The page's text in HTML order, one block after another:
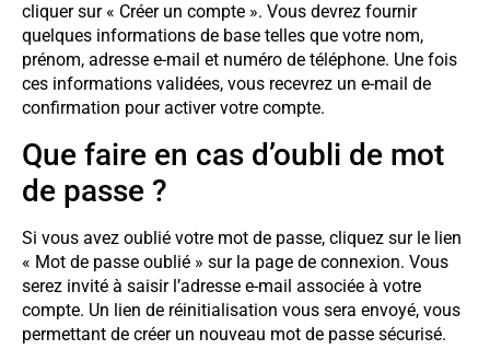
cliquer sur « Créer un compte ». Vous devrez fournir
quelques informations de base telles que votre nom,
prénom, adresse e-mail et numéro de téléphone. Une fois
ces informations validées, vous recevrez un e-mail de
confirmation pour activer votre compte.
Que faire en cas d’oubli de mot
de passe ?
Si vous avez oublié votre mot de passe, cliquez sur le lien
« Mot de passe oublié » sur la page de connexion. Vous
serez invité à saisir l’adresse e-mail associée à votre
compte. Un lien de réinitialisation vous sera envoyé, vous
permettant de créer un nouveau mot de passe sécurisé.